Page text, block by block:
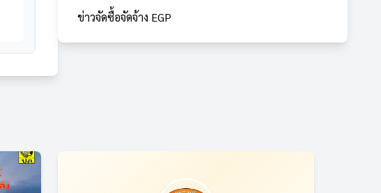
ข่าวจัดซื้อจัดจ้าง EGP